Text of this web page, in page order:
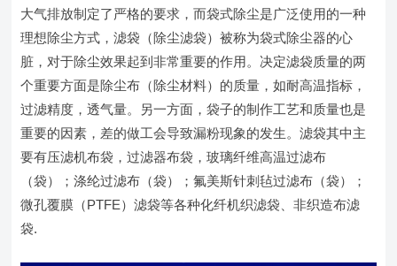
大气排放制定了严格的要求，而袋式除尘是广泛使用的一种
理想除尘方式，滤袋（除尘滤袋）被称为袋式除尘器的心
脏，对于除尘效果起到非常重要的作用。决定滤袋质量的两
个重要方面是除尘布（除尘材料）的质量，如耐高温指标，
过滤精度，透气量。另一方面，袋子的制作工艺和质量也是
重要的因素，差的做工会导致漏粉现象的发生。滤袋其中主
要有压滤机布袋，过滤器布袋，玻璃纤维高温过滤布
（袋）；涤纶过滤布（袋）；氟美斯针刺毡过滤布（袋）；
微孔覆膜（PTFE）滤袋等各种化纤机织滤袋、非织造布滤
袋.